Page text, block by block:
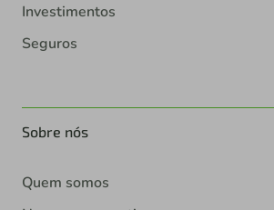
Investimentos
Seguros
Sobre nós
Quem somos